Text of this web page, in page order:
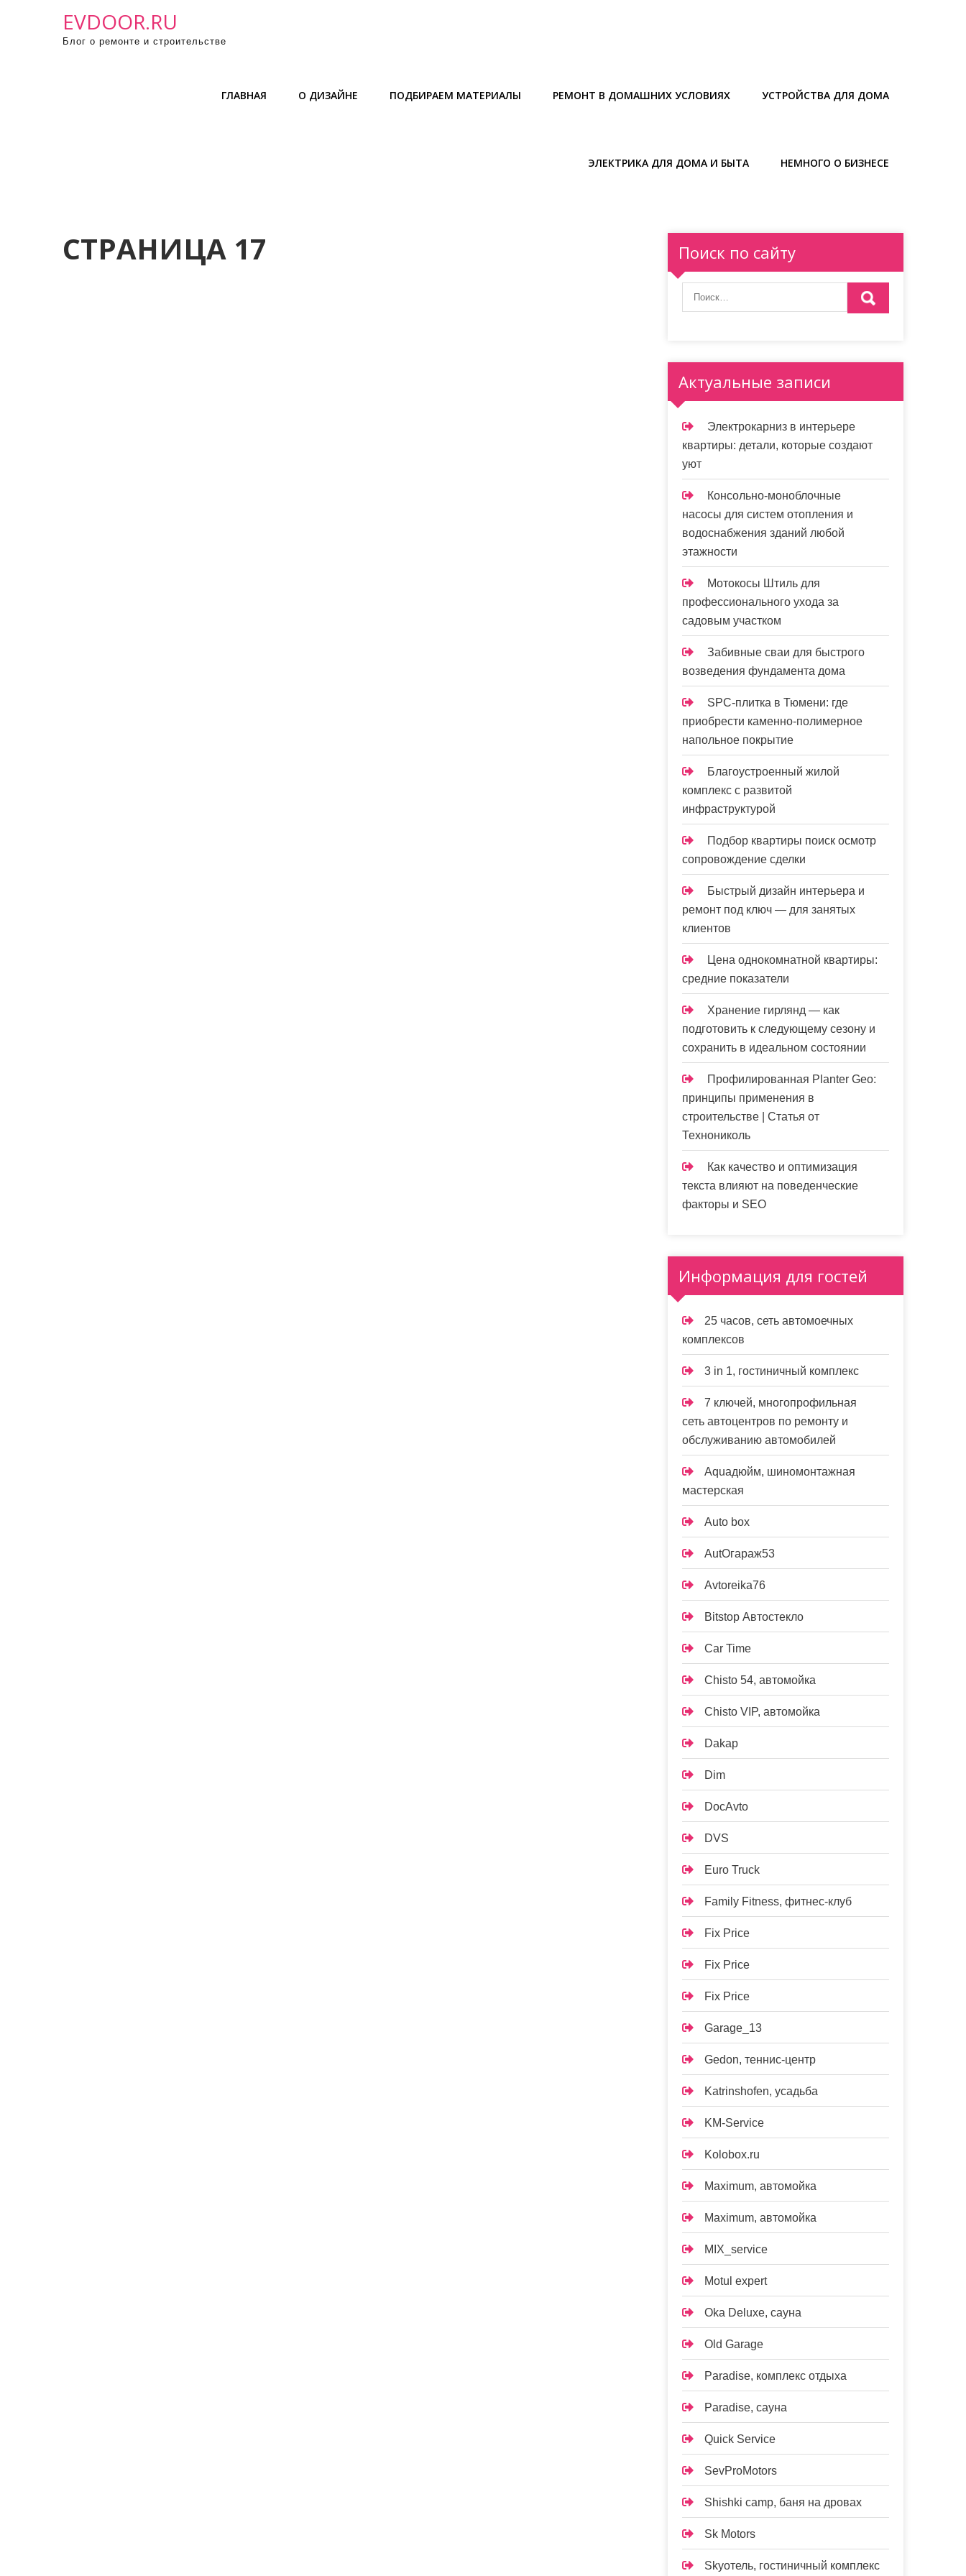
EVDOOR.RU
Блог о ремонте и строительстве
ГЛАВНАЯ О ДИЗАЙНЕ ПОДБИРАЕМ МАТЕРИАЛЫ РЕМОНТ В ДОМАШНИХ УСЛОВИЯХ УСТРОЙСТВА ДЛЯ ДОМА
ЭЛЕКТРИКА ДЛЯ ДОМА И БЫТА НЕМНОГО О БИЗНЕСЕ
СТРАНИЦА 17 Поиск по сайту
Актуальные записи
Электрокарниз в интерьере
квартиры: детали, которые создают
уют
Консольно-моноблочные
насосы для систем отопления и
водоснабжения зданий любой
этажности
Мотокосы Штиль для
профессионального ухода за
садовым участком
Забивные сваи для быстрого
возведения фундамента дома
SPC-плитка в Тюмени: где
приобрести каменно-полимерное
напольное покрытие
Благоустроенный жилой
комплекс с развитой
инфраструктурой
Подбор квартиры поиск осмотр
сопровождение сделки
Быстрый дизайн интерьера и
ремонт под ключ — для занятых
клиентов
Цена однокомнатной квартиры:
средние показатели
Хранение гирлянд — как
подготовить к следующему сезону и
сохранить в идеальном состоянии
Профилированная Planter Geo:
принципы применения в
строительстве | Статья от
Технониколь
Как качество и оптимизация
текста влияют на поведенческие
факторы и SEO
Информация для гостей
25 часов, сеть автомоечных
комплексов
3 in 1, гостиничный комплекс
7 ключей, многопрофильная
сеть автоцентров по ремонту и
обслуживанию автомобилей
Aquaдюйм, шиномонтажная
мастерская
Auto box
AutOгараж53
Avtoreika76
Bitstop Автостекло
Car Time
Chisto 54, автомойка
Chisto VIP, автомойка
Dakap
Dim
DocAvto
DVS
Euro Truck
Family Fitness, фитнес-клуб
Fix Price
Fix Price
Fix Price
Garage_13
Gedon, теннис-центр
Katrinshofen, усадьба
KM-Service
Kolobox.ru
Maximum, автомойка
Maximum, автомойка
MIX_service
Motul expert
Oka Deluxe, сауна
Old Garage
Paradise, комплекс отдыха
Paradise, сауна
Quick Service
SevProMotors
Shishki camp, баня на дровах
Sk Motors
Skyотель, гостиничный комплекс